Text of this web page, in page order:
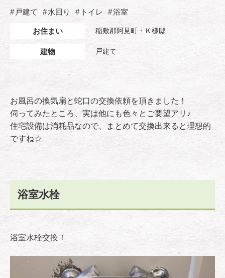
戸建て 水回り トイレ 浴室
お住まい 稲敷郡阿見町・Ｋ様邸
建物 戸建て
お風呂の換気扇と蛇口の交換依頼を頂きました！
伺ってみたところ、実は他にも色々とご要望アリ♪
住宅設備は消耗品なので、まとめて交換出来ると理想的
ですね☆
浴室水栓
浴室水栓交換！